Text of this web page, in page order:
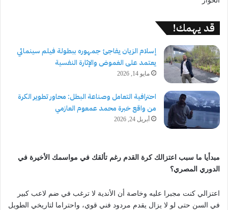
قد يهمك!
إسلام الزيان يفاجئ جمهوره ببطولة فيلم سينمائي
يعتمد على الغموض والإثارة النفسية
مايو 14, 2026
احترافية التعامل وصناعة البطل: محاور تطوير الكرة
من واقع خبرة محمد عمعوم العازمي
أبريل 24, 2026
مبدأيا ما سبب اعتزالك كرة القدم رغم تألقك في مواسمك الأخيرة في
الدوري المصري؟
اعتزالي كنت مجبرا عليه وخاصة أن الأندية لا ترغب في ضم لاعب كبير
في السن حتى لو لا يزال يقدم مردود فني قوي، واحتراما لتاريخي الطويل